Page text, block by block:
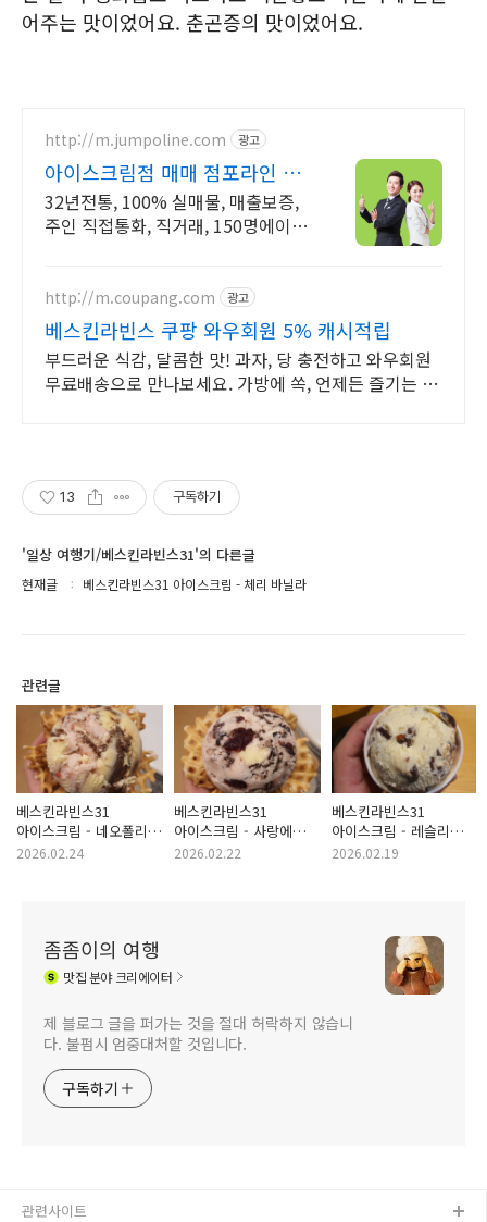
어주는 맛이었어요. 춘곤증의 맛이었어요.
http://m.jumpoline.com 광고
아이스크림점 매매 점포라인 빠
른 직거래 & 안전중개거래
32년전통, 100% 실매물, 매출보증,
주인 직접통화, 직거래, 150명에이전
http://m.coupang.com 광고
베스킨라빈스 쿠팡 와우회원 5% 캐시적립
부드러운 식감, 달콤한 맛! 과자, 당 충전하고 와우회원
무료배송으로 만나보세요. 가방에 쏙, 언제든 즐기는 달
13 구독하기
'일상 여행기/베스킨라빈스31'의 다른글
현재글 베스킨라빈스31 아이스크림 - 체리 바닐라
관련글
베스킨라빈스31
아이스크림 - 네오폴리탄
스월
2026.02.24
베스킨라빈스31
아이스크림 - 사랑에
빠진 체리
2026.02.22
베스킨라빈스31
아이스크림 - 레슬리
에디션 아몬드 봉봉
2026.02.19
좀좀이의 여행
맛집분야 크리에이터
제 블로그 글을 퍼가는 것을 절대 허락하지 않습니
다. 불펌시 엄중대처할 것입니다.
구독하기
관련사이트